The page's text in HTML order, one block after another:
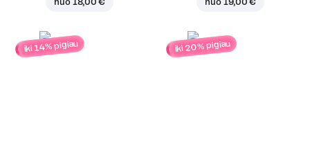
iki 14% pigiau iki 20% pigiau